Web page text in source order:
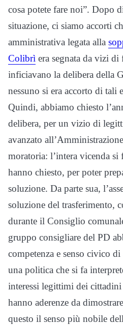
cosa potete fare noi”. Dopo
situazione, ci siamo accorti
amministrativa legata alla
Colibrì era segnata da vizi di
inficiavano la delibera della
nessuno si era accorto di tali
Quindi, abbiamo chiesto
delibera, per un vizio di
avanzato
moratoria: l’intera vicenda si
hanno chiesto, per poter
soluzione. Da parte sua,
soluzione del trasferimento,
durante il Consiglio
gruppo consigliare del PD
competenza e senso civico
una politica che si fa
interessi legittimi dei
hanno aderenze da
questo il senso più nobile